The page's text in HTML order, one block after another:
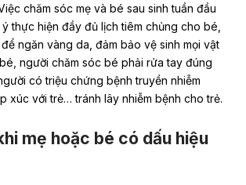
chăm sóc mẹ và bé sau sinh tuần đầu
thực hiện đầy đủ lịch tiêm chủng cho bé
ngăn vàng da, đảm bảo vệ sinh mọi vật
người chăm sóc bé phải rửa tay đúng
có triệu chứng bệnh truyền nhiễm
xúc với trẻ… tránh lây nhiễm bệnh cho trẻ.
mẹ hoặc bé có dấu hiệu